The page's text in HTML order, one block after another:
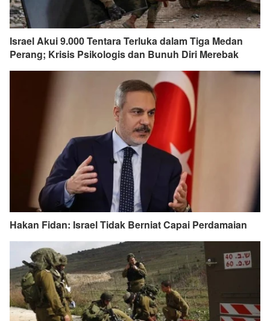
Israel Akui 9.000 Tentara Terluka dalam Tiga Medan
Perang; Krisis Psikologis dan Bunuh Diri Merebak
Hakan Fidan: Israel Tidak Berniat Capai Perdamaian